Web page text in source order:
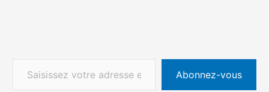
Abonnez-vous